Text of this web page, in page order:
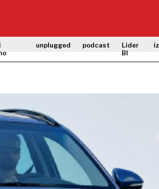
unplugged podcast
Lider
BI